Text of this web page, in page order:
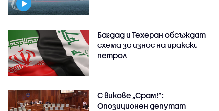
Багдад и Техеран обсъждат
схема за износ на иракски
петрол
С викове „Срам!“:
Опозиционен депутат